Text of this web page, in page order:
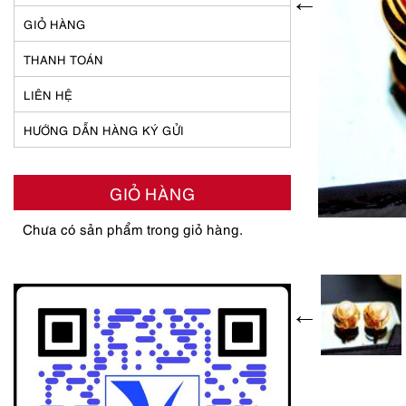
GIỎ HÀNG
THANH TOÁN
LIÊN HỆ
HƯỚNG DẪN HÀNG KÝ GỬI
GIỎ HÀNG
Chưa có sản phẩm trong giỏ hàng.